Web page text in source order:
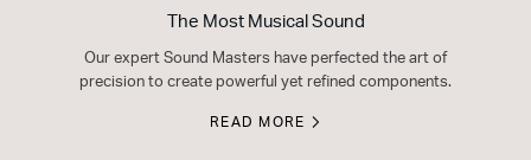
The Most Musical Sound
Our expert Sound Masters have perfected the art of
precision to create powerful yet refined components.
READ MORE